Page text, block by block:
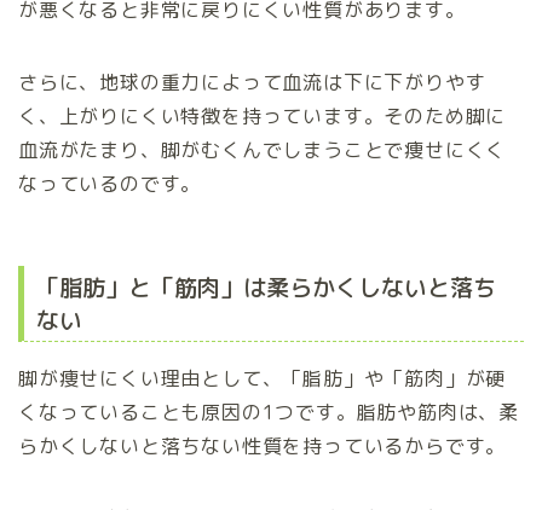
が悪くなると非常に戻りにくい性質があります。
さらに、地球の重力によって血流は下に下がりやす
く、上がりにくい特徴を持っています。そのため脚に
血流がたまり、脚がむくんでしまうことで痩せにくく
なっているのです。
「脂肪」と「筋肉」は柔らかくしないと落ち
ない
脚が痩せにくい理由として、「脂肪」や「筋肉」が硬
くなっていることも原因の1つです。脂肪や筋肉は、柔
らかくしないと落ちない性質を持っているからです。